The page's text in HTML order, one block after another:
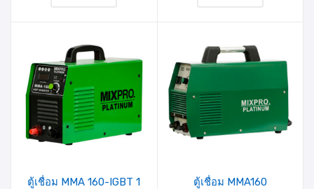
ตู้เชื่อม MMA 160-IGBT 1
ตู้เชื่อม MMA160